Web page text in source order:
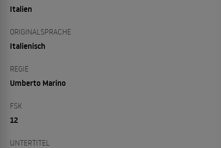
Italien
ORIGINALSPRACHE
Italienisch
REGIE
Umberto Marino
FSK
12
UNTERTITEL